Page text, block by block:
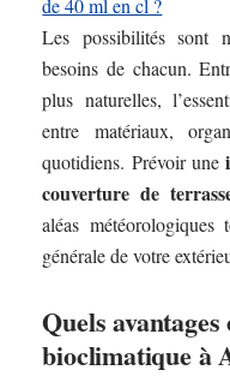
de 40 ml en cl ?
Les possibilités sont
besoins de chacun.
plus naturelles,
entre matériaux,
quotidiens. Prévoir une
couverture de
aléas météorologiques
générale de votre
Quels
bioclimatique à